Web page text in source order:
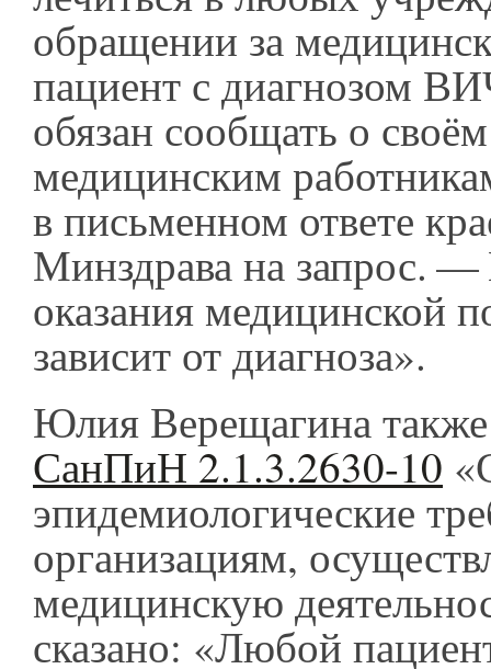
обращении за
пациент с диагнозом
обязан сообщать о
медицинским
в письменном ответе
Минздрава на запрос. —
оказания медицинской
зависит от диагноза».
Юлия Верещагина также
СанПиН 2.1.3.2630-10
эпидемиологические
организациям,
медицинскую
сказано: «Любой